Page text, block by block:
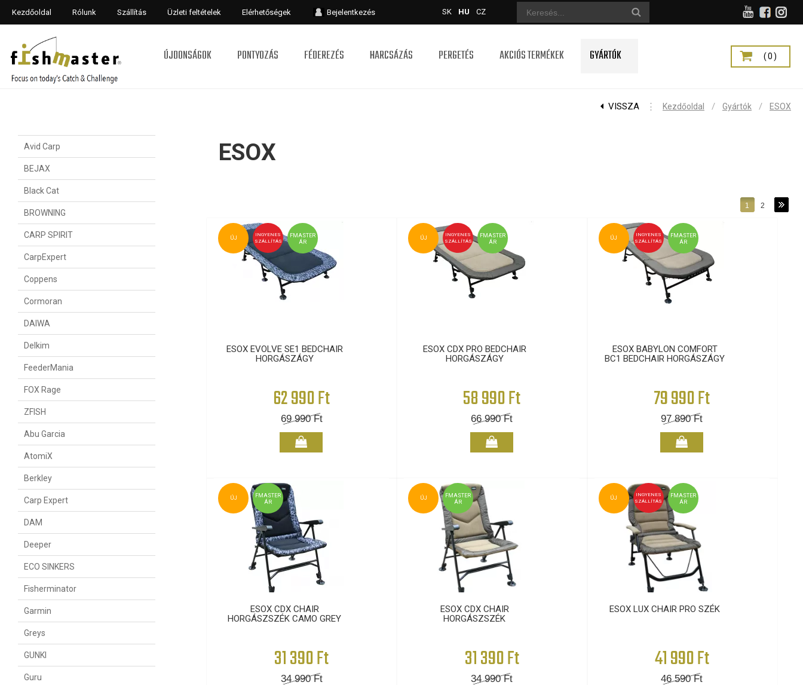
SK HU CZ
Kezdőoldal Rólunk Szállítás Üzleti feltételek Elérhetőségek Bejelentkezés
ÚJDONSÁGOK PONTYOZÁS FÉDEREZÉS HARCSÁZÁS PERGETÉS AKCIÓS TERMÉKEK GYÁRTÓK (0)
VISSZA ⋮ Kezdőoldal / Gyártók / ESOX
ESOX
1 2
FMASTER
ÁR
INGYENES
SZÁLLÍTÁS
ÚJ
ESOX EVOLVE SE1 BEDCHAIR
HORGÁSZÁGY
62 990 Ft
69 990Ft
FMASTER
ÁR
INGYENES
SZÁLLÍTÁS
ÚJ
ESOX CDX PRO BEDCHAIR
HORGÁSZÁGY
58 990 Ft
66 990Ft
FMASTER
ÁR
INGYENES
SZÁLLÍTÁS
ÚJ
ESOX BABYLON COMFORT
BC1 BEDCHAIR HORGÁSZÁGY
79 990 Ft
97 890Ft
FMASTER
ÁR
ÚJ
ESOX CDX CHAIR
HORGÁSZSZÉK CAMO GREY
31 390 Ft
34 990Ft
FMASTER
ÁR
ÚJ
ESOX CDX CHAIR
HORGÁSZSZÉK
31 390 Ft
34 990Ft
FMASTER
ÁR
INGYENES
SZÁLLÍTÁS
ÚJ
ESOX LUX CHAIR PRO SZÉK
41 990 Ft
46 590Ft
Avid Carp
BEJAX
Black Cat
BROWNING
CARP SPIRIT
CarpExpert
Coppens
Cormoran
DAIWA
Delkim
FeederMania
FOX Rage
ZFISH
Abu Garcia
AtomiX
Berkley
Carp Expert
DAM
Deeper
ECO SINKERS
Fisherminator
Garmin
Greys
GUNKI
Guru